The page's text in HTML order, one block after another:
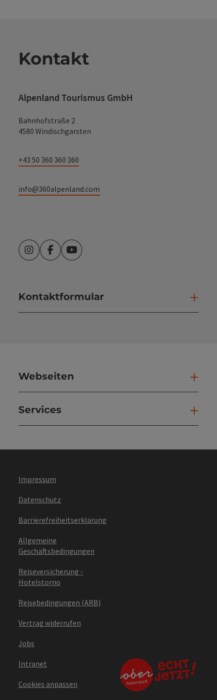
Kontakt
Alpenland Tourismus GmbH
Bahnhofstraße 2
4580 Windischgarsten
+43 50 360 360 360
info@360alpenland.com
InstagramFacebookYouTube
Kontaktformular
Webseiten
Services
Impressum
Datenschutz
Barrierefreiheitserklärung
Allgemeine
Geschäftsbedingungen
Reiseversicherung -
Hotelstorno
Reisebedingungen (ARB)
Vertrag widerrufen
Jobs
Intranet
Cookies anpassen